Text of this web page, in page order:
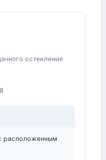
остекления
расположенным